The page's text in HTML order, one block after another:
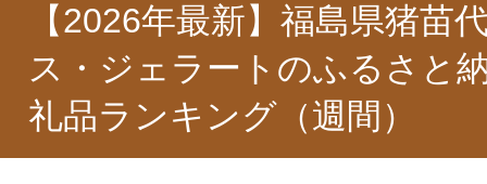
【2026年最新】福島県猪苗
ス・ジェラートのふるさと
礼品ランキング（週間）